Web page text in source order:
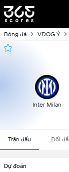
Bóng đá VĐQG Ý
Inter Milan
Trận đấu Đối
Dự đoán